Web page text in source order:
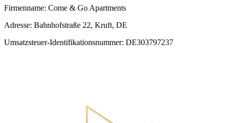
Firmenname: Come & Go Apartments
Adresse: Bahnhofstraße 22, Kruft, DE
Umsatzsteuer-Identifikationsnummer: DE303797237